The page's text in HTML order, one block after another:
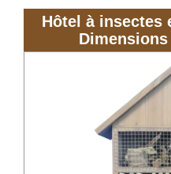
Hôtel à insectes